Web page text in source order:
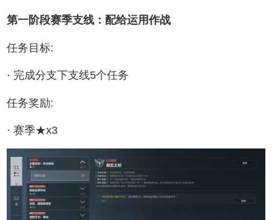
第一阶段赛季支线：配给运用作战
任务目标:
· 完成分支下支线5个任务
任务奖励:
· 赛季★x3